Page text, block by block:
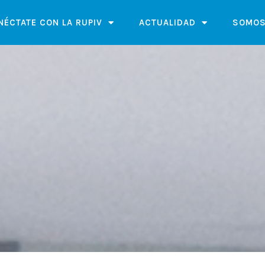
CON LA RUPIV ACTUALIDAD